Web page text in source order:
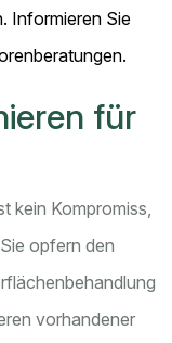
Informieren Sie
für
kein Kompromiss,
opfern den
vorhandener